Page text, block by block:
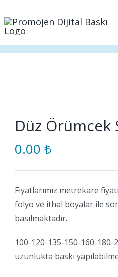
to
Düz Örümcek
0.00 ₺
Fiyatlarımız metrekare
folyo ve ithal boyalar ile
basılmaktadır.
100-120-135-150-160-180-
uzunlukta baskı